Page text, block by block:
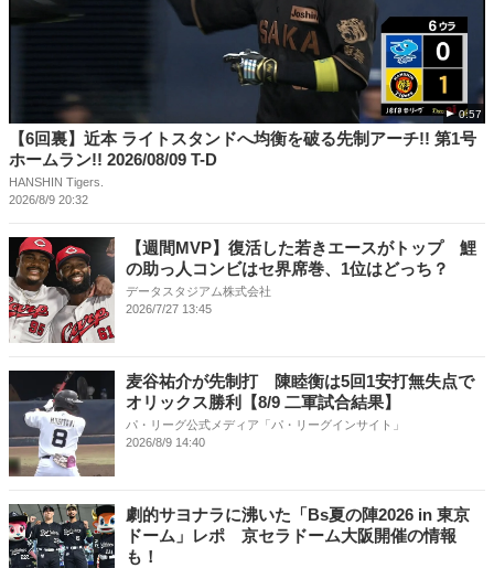
0:57
【6回裏】近本 ライトスタンドへ均衡を破る先制アーチ!! 第1号
ホームラン!! 2026/08/09 T-D
HANSHIN Tigers.
2026/8/9 20:32
【週間MVP】復活した若きエースがトップ 鯉
の助っ人コンビはセ界席巻、1位はどっち？
データスタジアム株式会社
2026/7/27 13:45
麦谷祐介が先制打 陳睦衡は5回1安打無失点で
オリックス勝利【8/9 二軍試合結果】
パ・リーグ公式メディア「パ・リーグインサイト」
2026/8/9 14:40
劇的サヨナラに沸いた「Bs夏の陣2026 in 東京
ドーム」レポ 京セラドーム大阪開催の情報
も！